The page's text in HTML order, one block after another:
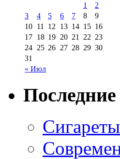
« Июл
1
2
3
4 5 6 7 8
9
10 11 12 13 14 15 16
17 18 19 20 21 22 23
24 25 26 27 28 29 30
31